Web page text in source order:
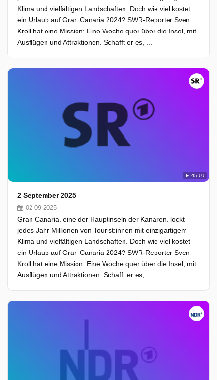
Klima und vielfältigen Landschaften. Doch wie viel kostet
ein Urlaub auf Gran Canaria 2024? SWR-Reporter Sven
Kroll hat eine Mission: Eine Woche quer über die Insel, mit
Ausflügen und Attraktionen. Schafft er es, ...
45:00
2 September 2025
02-09-2025
Gran Canaria, eine der Hauptinseln der Kanaren, lockt
jedes Jahr Millionen von Tourist:innen mit einzigartigem
Klima und vielfältigen Landschaften. Doch wie viel kostet
ein Urlaub auf Gran Canaria 2024? SWR-Reporter Sven
Kroll hat eine Mission: Eine Woche quer über die Insel, mit
Ausflügen und Attraktionen. Schafft er es, ...